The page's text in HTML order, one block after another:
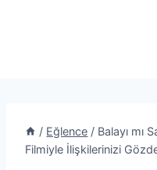
/ Eğlence / Balayı mı
Filmiyle İlişkilerinizi